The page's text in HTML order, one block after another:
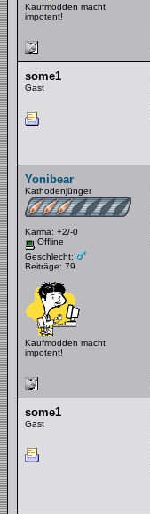
Kaufmodden macht
impotent!
some1
Gast
Yonibear
Kathodenjünger
Karma: +2/-0
Offline
Geschlecht:
Beiträge: 79
Kaufmodden macht
impotent!
some1
Gast